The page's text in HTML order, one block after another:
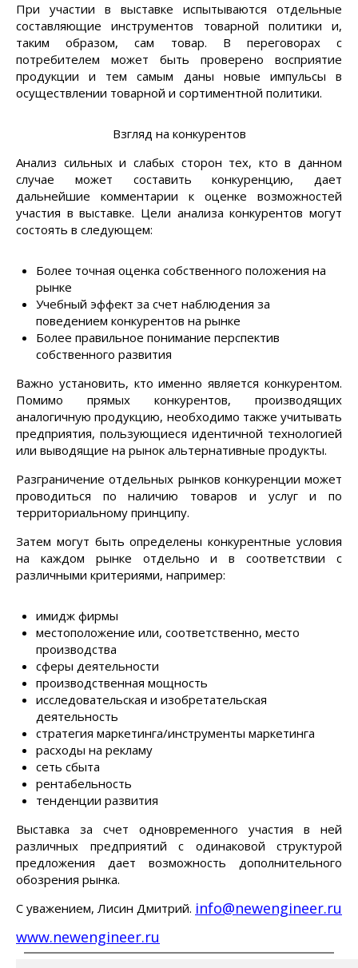
При участии в выставке испытываются отдельные
составляющие инструментов товарной политики и,
таким образом, сам товар. В переговорах с
потребителем может быть проверено восприятие
продукции и тем самым даны новые импульсы в
осуществлении товарной и сортиментной политики.
Взгляд на конкурентов
Анализ сильных и слабых сторон тех, кто в данном
случае может составить конкуренцию, дает
дальнейшие комментарии к оценке возможностей
участия в выставке. Цели анализа конкурентов могут
состоять в следующем:
Более точная оценка собственного положения на
рынке
Учебный эффект за счет наблюдения за
поведением конкурентов на рынке
Более правильное понимание перспектив
собственного развития
Важно установить, кто именно является конкурентом.
Помимо прямых конкурентов, производящих
аналогичную продукцию, необходимо также учитывать
предприятия, пользующиеся идентичной технологией
или выводящие на рынок альтернативные продукты.
Разграничение отдельных рынков конкуренции может
проводиться по наличию товаров и услуг и по
территориальному принципу.
Затем могут быть определены конкурентные условия
на каждом рынке отдельно и в соответствии с
различными критериями, например:
имидж фирмы
местоположение или, соответственно, место
производства
сферы деятельности
производственная мощность
исследовательская и изобретательская
деятельность
стратегия маркетинга/инструменты маркетинга
расходы на рекламу
сеть сбыта
рентабельность
тенденции развития
Выставка за счет одновременного участия в ней
различных предприятий с одинаковой структурой
предложения дает возможность дополнительного
обозрения рынка.
С уважением, Лисин Дмитрий. info@newengineer.ru
www.newengineer.ru